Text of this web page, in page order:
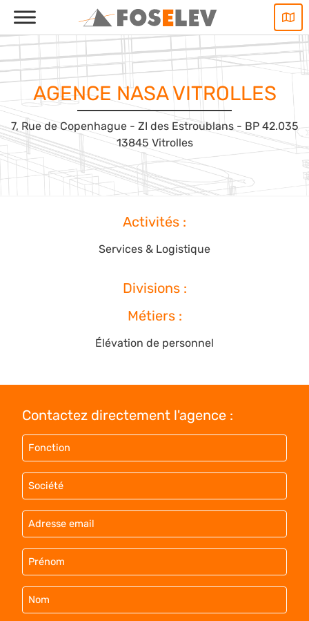
Aller
contenu
AGENCE NASA VITROLLES
7, Rue de Copenhague - ZI des Estroublans - BP 42.035
13845 Vitrolles
Activités :
Services & Logistique
Divisions :
Métiers :
Élévation de personnel
Contactez directement l'agence :